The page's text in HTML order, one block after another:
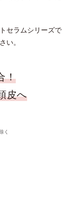
セラムシリーズで
い。
！
皮へ
く